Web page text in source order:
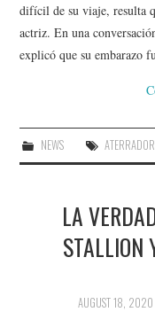
difícil de su viaje, resulta
actriz. En una
explicó que su embarazo
NEWS ATERRADOR
LA
STALLION
AUGUST 18, 2020